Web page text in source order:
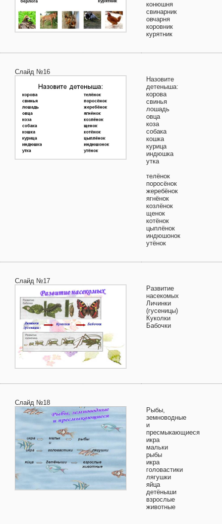
конюшня
свинарник
овчарня
коровник
курятник
Слайд №16
Назовите
детеныша:
корова
свинья
лошадь
овца
коза
собака
кошка
курица
индюшка
утка
телёнок
поросёнок
жеребёнок
ягнёнок
козлёнок
щенок
котёнок
цыплёнок
индюшонок
утёнок
Слайд №17
Развитие
насекомых
Личинки
(гусеницы)
Куколки
Бабочки
Слайд №18
Рыбы,
земноводные
и
пресмыкающиеся
икра
мальки
рыбы
икра
головастики
лягушки
яйца
детёныши
взрослые
животные